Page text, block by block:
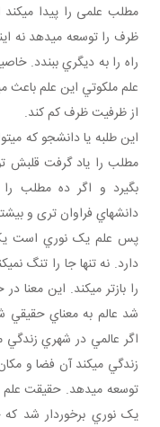
مطلب علمی را پيدا مي
ظرف را توسعه مي دهد نه
راه را به ديگري ببندد.
علم ملکوتي اين علم باعث
از ظرفيت ظرف کم کند.
اين طلبه يا دانشجو که مي
مطلب را ياد گرفت قلبش
بگيرد و اگر ده مطلب را
دانش هاي فراوان تری و
پس علم يک نوري است
دارد. نه تنها جا را تنگ
را بازتر مي کند. اين
شد عالم به معناي حقيقي
اگر عالمي در شهري زندگي
زندگي مي کند آن فضا و
توسعه مي دهد. حقيقت
يک نوري برخوردار شد